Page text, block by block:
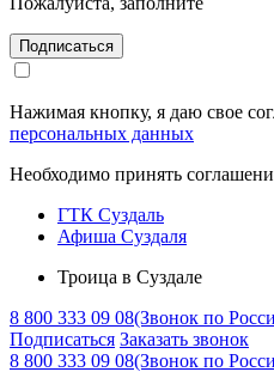
Подписаться
Нажимая кнопку, я даю свое
персональных данных
Необходимо принять
ГТК Суздаль
Афиша Суздаля
Троица в Суздале
8 800 333 09 08(Звонок по
Подписаться Заказать звонок
8 800 333 09 08(Звонок по